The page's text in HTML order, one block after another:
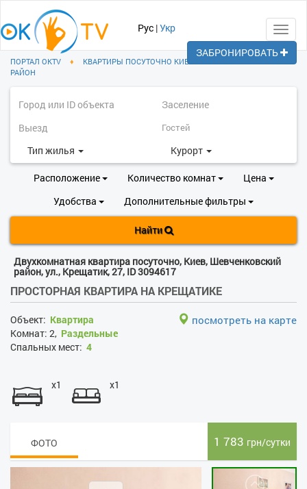
Рус |Укр
ПОРТАЛ OKTV ♦ КВАРТИРЫ ПОСУТОЧНО КИЕВ
РАЙОН
Тип жилья Курорт
Расположение Количество комнат
Цена
Удобства
Дополнительные фильтры
Найти
Двухкомнатная квартира посуточно, Киев, Шевченковский
район, ул., Крещатик, 27, ID 3094617
ПРОСТОРНАЯ КВАРТИРА НА КРЕЩАТИКЕ
Объект: Квартира
Комнат: 2, Раздельные
Спальных мест: 4
посмотреть на карте
x1 x1
ФОТО 1 783 грн/сутки
ЗАБРОНИРОВАТЬ